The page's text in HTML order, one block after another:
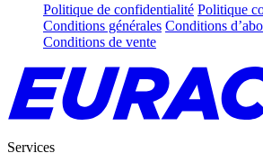
Politique de confidentialité Politique
Conditions générales Conditions
Conditions de vente
Services